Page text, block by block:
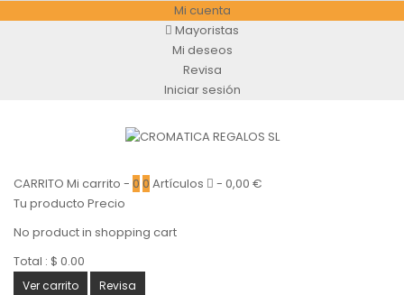
Mi cuenta
Mayoristas
Mi deseos
Revisa
Iniciar sesión
CARRITO Mi carrito - 0 0 Artículos - 0,00 €
Tu producto Precio
No product in shopping cart
Total : $ 0.00
Ver carrito Revisa